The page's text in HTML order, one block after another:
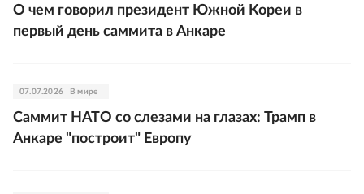
О чем говорил президент Южной Кореи в
первый день саммита в Анкаре
07.07.2026 В мире
Саммит НАТО со слезами на глазах: Трамп в
Анкаре "построит" Европу